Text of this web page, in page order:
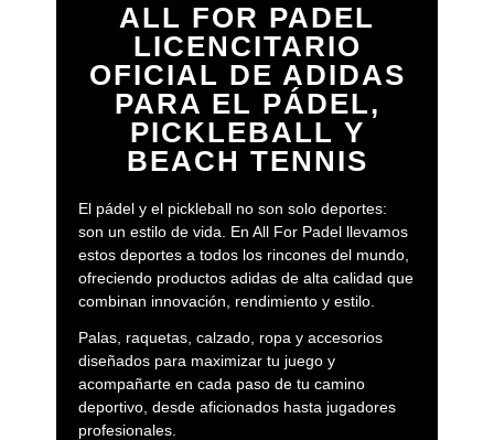
ALL FOR PADEL
LICENCITARIO
OFICIAL DE ADIDAS
PARA EL PÁDEL,
PICKLEBALL Y
BEACH TENNIS
El pádel y el pickleball no son solo deportes:
son un estilo de vida. En All For Padel llevamos
estos deportes a todos los rincones del mundo,
ofreciendo productos adidas de alta calidad que
combinan innovación, rendimiento y estilo.
Palas, raquetas, calzado, ropa y accesorios
diseñados para maximizar tu juego y
acompañarte en cada paso de tu camino
deportivo, desde aficionados hasta jugadores
profesionales.